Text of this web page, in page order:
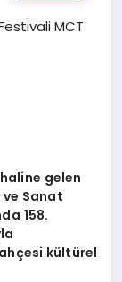
gelen
Sanat
158.
kültürel